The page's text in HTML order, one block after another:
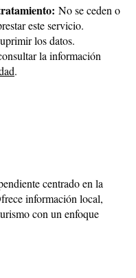
No se ceden o
este servicio.
los datos.
la información
.
centrado en la
información local,
con un enfoque